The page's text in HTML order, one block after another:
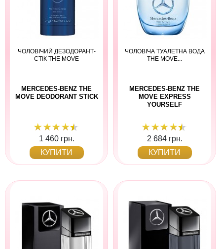
ЧОЛОВІЧИЙ ДЕЗОДОРАНТ-
СТІК THE MOVE
MERCEDES-BENZ THE
MOVE DEODORANT STICK
1 460 грн.
КУПИТИ
ЧОЛОВІЧА ТУАЛЕТНА ВОДА
THE MOVE...
MERCEDES-BENZ THE
MOVE EXPRESS
YOURSELF
2 684 грн.
КУПИТИ